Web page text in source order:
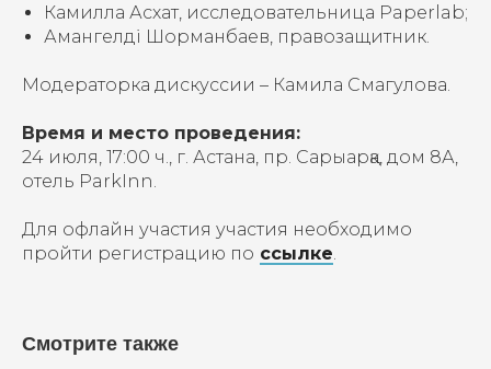
Камилла Асхат, исследовательница Paperlab;
Амангелді Шорманбаев, правозащитник.
Модераторка дискуссии – Камила Смагулова.
Время и место проведения:
24 июля, 17:00 ч., г. Астана, пр. Сарыарқа, дом 8А,
отель ParkInn.
Для офлайн участия участия необходимо
пройти регистрацию по ссылке
Смотрите также